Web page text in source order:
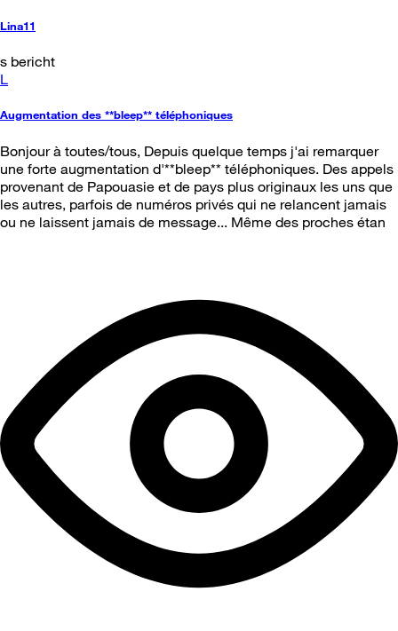
Lina11
s bericht
L
Augmentation des **bleep** téléphoniques
Bonjour à toutes/tous, Depuis quelque temps j'ai remarquer
une forte augmentation d'**bleep** téléphoniques. Des appels
provenant de Papouasie et de pays plus originaux les uns que
les autres, parfois de numéros privés qui ne relancent jamais
ou ne laissent jamais de message... Même des proches étan